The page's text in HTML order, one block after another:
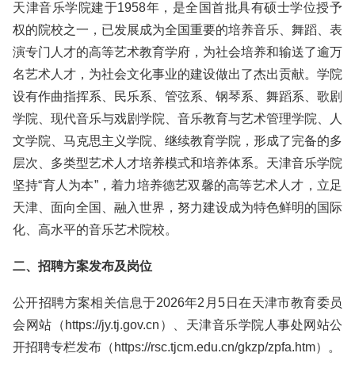
天津音乐学院建于1958年，是全国首批具有硕士学位授予
权的院校之一，已发展成为全国重要的培养音乐、舞蹈、表
演专门人才的高等艺术教育学府，为社会培养和输送了逾万
名艺术人才，为社会文化事业的建设做出了杰出贡献。学院
设有作曲指挥系、民乐系、管弦系、钢琴系、舞蹈系、歌剧
学院、现代音乐与戏剧学院、音乐教育与艺术管理学院、人
文学院、马克思主义学院、继续教育学院，形成了完备的多
层次、多类型艺术人才培养模式和培养体系。天津音乐学院
坚持“育人为本”，着力培养德艺双馨的高等艺术人才，立足
天津、面向全国、融入世界，努力建设成为特色鲜明的国际
化、高水平的音乐艺术院校。
二、招聘方案发布及岗位
公开招聘方案相关信息于2026年2月5日在天津市教育委员
会网站（https://jy.tj.gov.cn）、天津音乐学院人事处网站公
开招聘专栏发布（https://rsc.tjcm.edu.cn/gkzp/zpfa.htm）。